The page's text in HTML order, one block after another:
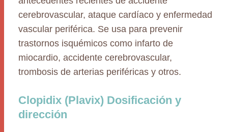
cerebrovascular, ataque cardíaco y enfermedad
vascular periférica. Se usa para prevenir
trastornos isquémicos como infarto de
miocardio, accidente cerebrovascular,
trombosis de arterias periféricas y otros.
Clopidix (Plavix) Dosificación y
dirección